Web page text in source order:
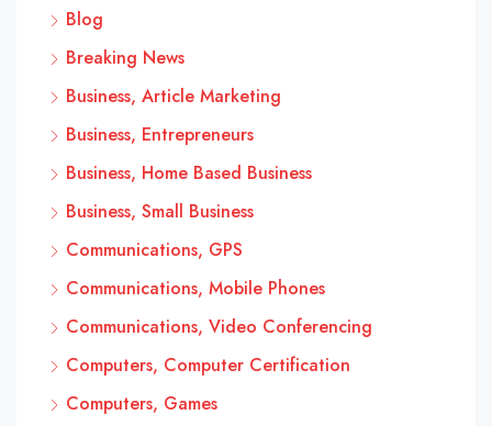
Blog
Breaking News
Business, Article Marketing
Business, Entrepreneurs
Business, Home Based Business
Business, Small Business
Communications, GPS
Communications, Mobile Phones
Communications, Video Conferencing
Computers, Computer Certification
Computers, Games